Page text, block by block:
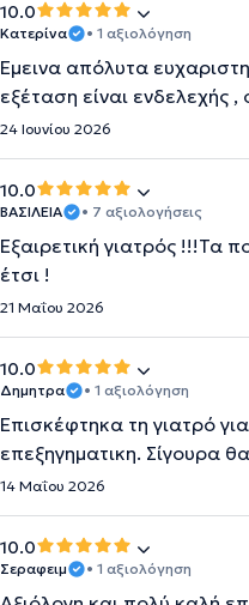
10.0
Κατερίνα • 1 αξιολόγηση
Έμεινα απόλυτα
εξέταση είναι ενδελεχής
24 Ιουνίου 2026
10.0
ΒΑΣΙΛΕΙΑ • 7 αξιολογήσεις
Εξαιρετική γιατρός !!!Τα
έτσι !
21 Μαΐου 2026
10.0
Δημητρα • 1 αξιολόγηση
Επισκέφτηκα τη γιατρό
επεξηγηματικη. Σίγουρα
14 Μαΐου 2026
10.0
Σεραφειμ • 1 αξιολόγηση